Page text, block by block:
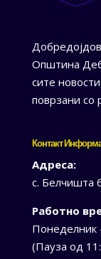
Општина
сите
поврзани со
Контакт
Адреса:
с. Белчишта
Работно
Понеделник
(Пауза од